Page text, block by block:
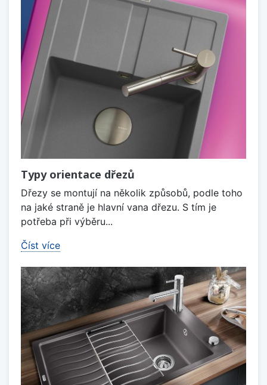
Typy orientace dřezů
Dřezy se montují na několik způsobů, podle toho
na jaké straně je hlavní vana dřezu. S tím je
potřeba při výběru...
Číst více